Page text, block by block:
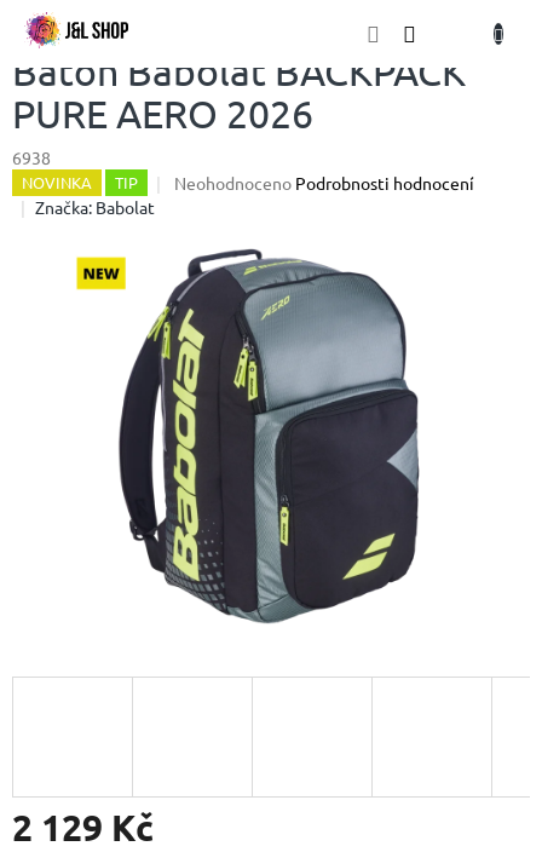
Přejít
obsah
Batoh Babolat BACKPACK
PURE AERO 2026
6938
NOVINKA TIP
Průměrné
0,0
z
5
hvězdiček.
Neohodnoceno Podrobnosti hodnocení
Značka: Babolat
2 129 Kč